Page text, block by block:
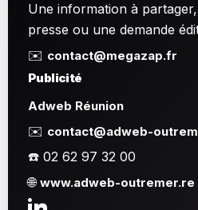
Une information à
presse ou une demande
✉️ contact@megazap.fr
Publicité
Adweb Réunion
✉️ contact@adweb-
☎️ 02 62 97 32 00
🌐www.adweb-outremer.re